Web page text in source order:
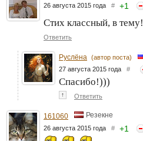
26 августа 2015 года # +1
Стих классный, в тему!
Ответить
Руслёна (автор поста)
27 августа 2015 года #
Спасибо!)))
↑ Ответить
161060 Резекне
26 августа 2015 года # +1